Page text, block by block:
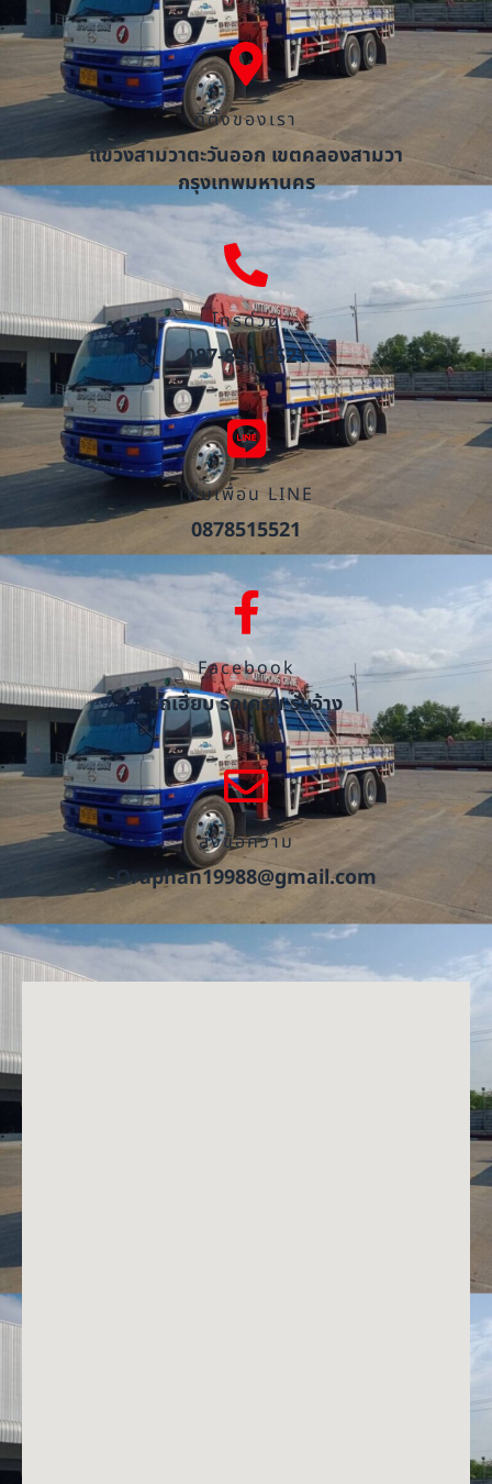
ที่ตั้งของเรา
แขวงสามวาตะวันออก เขตคลองสามวา
กรุงเทพมหานคร
โทรด่วน
087-851-5521
เพิ่มเพื่อน LINE
0878515521
Facebook
รถเฮี๊ยบ รถเครน รับจ้าง
ส่งข้อความ
Oraphan19988@gmail.com